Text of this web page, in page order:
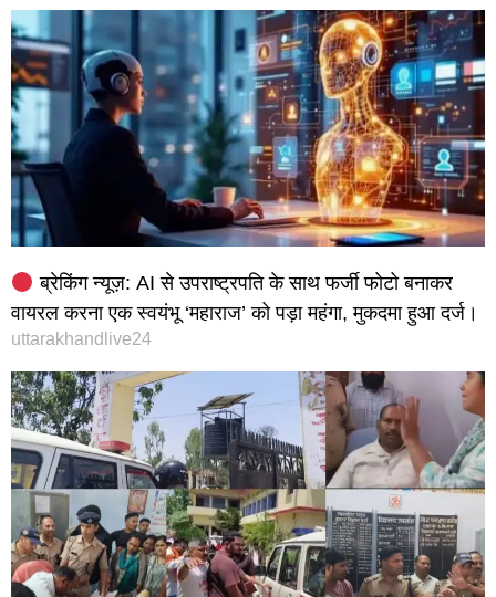
ब्रेकिंग न्यूज़: AI से उपराष्ट्रपति के साथ फर्जी फोटो बनाकर
वायरल करना एक स्वयंभू ‘महाराज’ को पड़ा महंगा, मुकदमा हुआ दर्ज।
uttarakhandlive24